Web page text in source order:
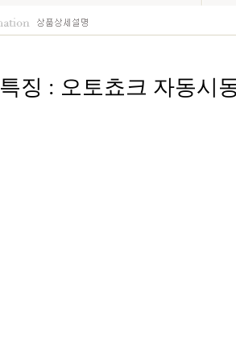
특징 : 오토쵸크 자동시